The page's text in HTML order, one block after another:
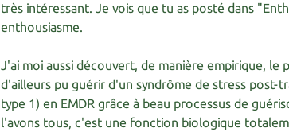
très intéressant. Je vois que tu as posté dans
enthousiasme.
J'ai moi aussi découvert, de manière empirique, le
d'ailleurs pu guérir d'un syndrôme de stress post-
type 1) en EMDR grâce à beau processus de
l'avons tous, c'est une fonction biologique